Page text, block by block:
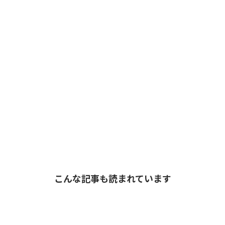
こんな記事も読まれています